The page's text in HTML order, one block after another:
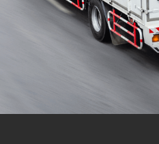
ORÇAMENTO